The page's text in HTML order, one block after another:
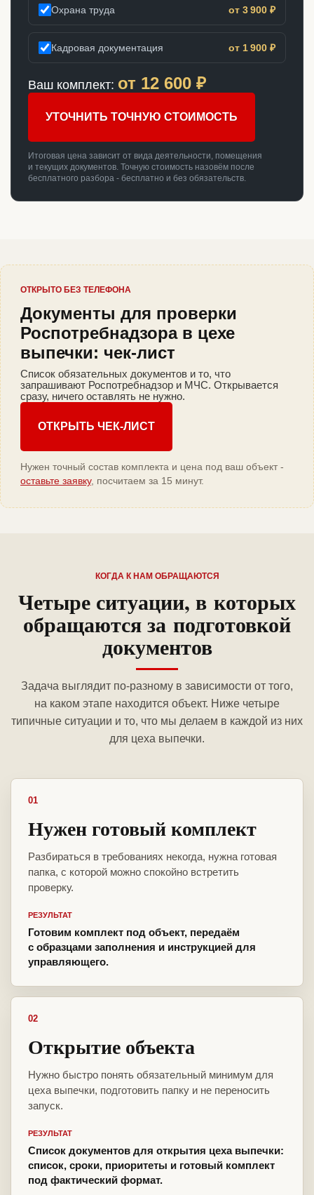
Охрана труда от 3 900 ₽
Кадровая документация от 1 900 ₽
Ваш комплект: от 12 600 ₽
УТОЧНИТЬ ТОЧНУЮ СТОИМОСТЬ
Итоговая цена зависит от вида деятельности, помещения
и текущих документов. Точную стоимость назовём после
бесплатного разбора - бесплатно и без обязательств.
ОТКРЫТО БЕЗ ТЕЛЕФОНА
Документы для проверки
Роспотребнадзора в цехе
выпечки: чек-лист
Список обязательных документов и то, что
запрашивают Роспотребнадзор и МЧС. Открывается
сразу, ничего оставлять не нужно.
ОТКРЫТЬ ЧЕК-ЛИСТ
Нужен точный состав комплекта и цена под ваш объект -
оставьте заявку, посчитаем за 15 минут.
КОГДА К НАМ ОБРАЩАЮТСЯ
Четыре ситуации, в которых
обращаются за подготовкой
документов
Задача выглядит по-разному в зависимости от того,
на каком этапе находится объект. Ниже четыре
типичные ситуации и то, что мы делаем в каждой из них
для цеха выпечки.
01
Нужен готовый комплект
Разбираться в требованиях некогда, нужна готовая
папка, с которой можно спокойно встретить
проверку.
РЕЗУЛЬТАТ
Готовим комплект под объект, передаём
с образцами заполнения и инструкцией для
управляющего.
02
Открытие объекта
Нужно быстро понять обязательный минимум для
цеха выпечки, подготовить папку и не переносить
запуск.
РЕЗУЛЬТАТ
Список документов для открытия цеха выпечки:
список, сроки, приоритеты и готовый комплект
под фактический формат.